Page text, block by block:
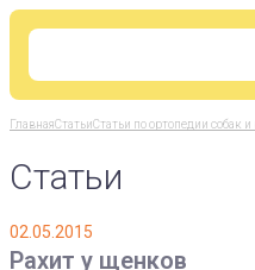
ГлавнаяСтатьиСтатьи по ортопедии собак
Статьи
02.05.2015
Рахит у щенков